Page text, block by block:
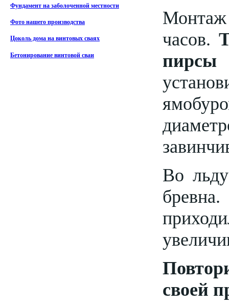
Фундамент на заболоченной местности
Фото нашего производства
Цоколь дома на винтовых сваях
Бетонирование винтовой сваи
часов.
пирсы
Во
своей